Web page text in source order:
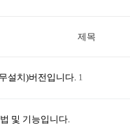
제목
설치)버전입니다. 1
및 기능입니다.